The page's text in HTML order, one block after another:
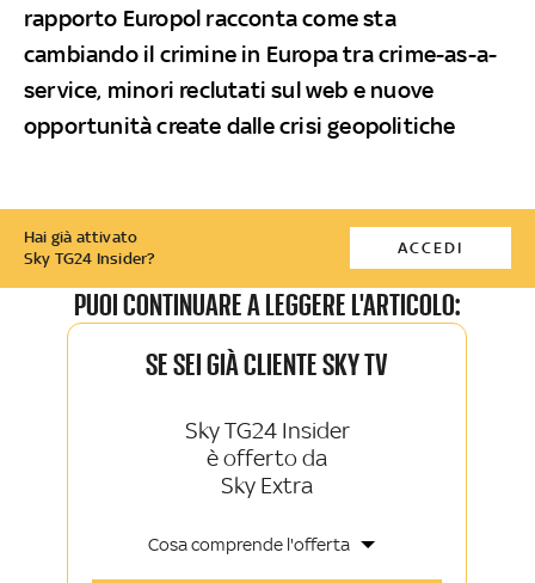
rapporto Europol racconta come sta
cambiando il crimine in Europa tra crime-as-a-
service, minori reclutati sul web e nuove
opportunità create dalle crisi geopolitiche
Hai già attivato
Sky TG24 Insider?
ACCEDI
PUOI CONTINUARE A LEGGERE L'ARTICOLO:
SE SEI GIÀ CLIENTE SKY TV
Sky TG24 Insider
è offerto da
Sky Extra
Cosa comprende l'offerta